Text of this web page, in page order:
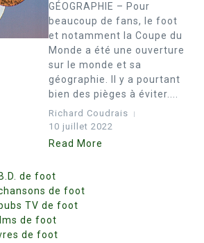
GÉOGRAPHIE – Pour
beaucoup de fans, le foot
et notamment la Coupe du
Monde a été une ouverture
sur le monde et sa
géographie. Il y a pourtant
bien des pièges à éviter....
Richard Coudrais
10 juillet 2022
Read More
de foot
de foot
TV de foot
de foot
de foot